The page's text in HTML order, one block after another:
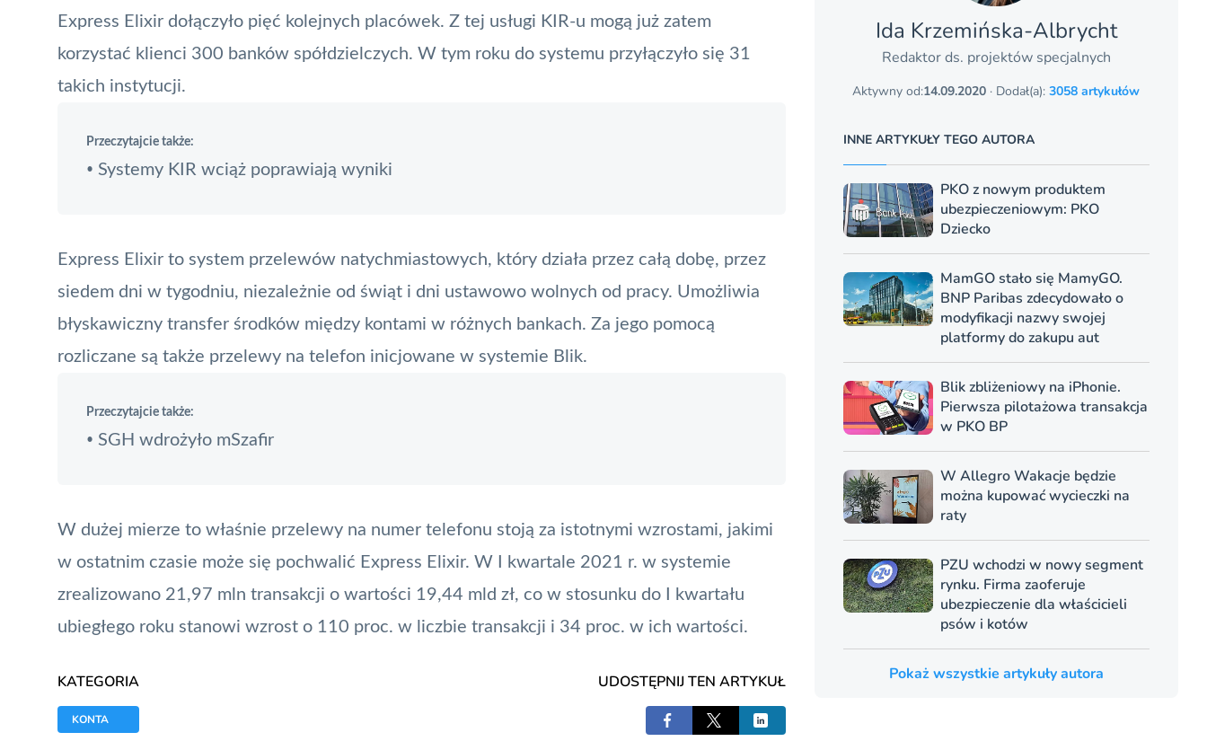
Express Elixir dołączyło pięć kolejnych placówek. Z tej usługi KIR-u mogą już zatem
korzystać klienci 300 banków spółdzielczych. W tym roku do systemu przyłączyło się 31
takich instytucji.
Przeczytajcie także:
• Systemy KIR wciąż poprawiają wyniki
Express Elixir to system przelewów natychmiastowych, który działa przez całą dobę, przez
siedem dni w tygodniu, niezależnie od świąt i dni ustawowo wolnych od pracy. Umożliwia
błyskawiczny transfer środków między kontami w różnych bankach. Za jego pomocą
rozliczane są także przelewy na telefon inicjowane w systemie Blik.
Przeczytajcie także:
• SGH wdrożyło mSzafir
W dużej mierze to właśnie przelewy na numer telefonu stoją za istotnymi wzrostami, jakimi
w ostatnim czasie może się pochwalić Express Elixir. W I kwartale 2021 r. w systemie
zrealizowano 21,97 mln transakcji o wartości 19,44 mld zł, co w stosunku do I kwartału
ubiegłego roku stanowi wzrost o 110 proc. w liczbie transakcji i 34 proc. w ich wartości.
KATEGORIA
KONTA
UDOSTĘPNIJ TEN ARTYKUŁ
Ida Krzemińska-Albrycht
Redaktor ds. projektów specjalnych
Aktywny od:14.09.2020 · Dodał(a):3058 artykułów
INNE ARTYKUŁY TEGO AUTORA
PKO z nowym produktem
ubezpieczeniowym: PKO
Dziecko
MamGO stało się MamyGO.
BNP Paribas zdecydowało o
modyfikacji nazwy swojej
platformy do zakupu aut
Blik zbliżeniowy na iPhonie.
Pierwsza pilotażowa transakcja
w PKO BP
W Allegro Wakacje będzie
można kupować wycieczki na
raty
PZU wchodzi w nowy segment
rynku. Firma zaoferuje
ubezpieczenie dla właścicieli
psów i kotów
Pokaż wszystkie artykuły autora